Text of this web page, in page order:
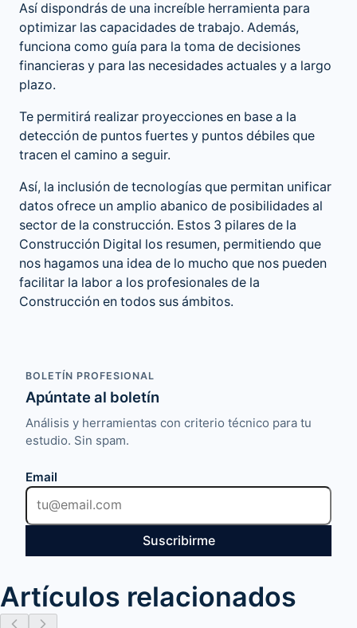
Así dispondrás de una increíble herramienta para
optimizar las capacidades de trabajo. Además,
funciona como guía para la toma de decisiones
financieras y para las necesidades actuales y a largo
plazo.
Te permitirá realizar proyecciones en base a la
detección de puntos fuertes y puntos débiles que
tracen el camino a seguir.
Así, la inclusión de tecnologías que permitan unificar
datos ofrece un amplio abanico de posibilidades al
sector de la construcción. Estos 3 pilares de la
Construcción Digital los resumen, permitiendo que
nos hagamos una idea de lo mucho que nos pueden
facilitar la labor a los profesionales de la
Construcción en todos sus ámbitos.
BOLETÍN PROFESIONAL
Apúntate al boletín
Análisis y herramientas con criterio técnico para tu
estudio. Sin spam.
Email
Suscribirme
Artículos relacionados